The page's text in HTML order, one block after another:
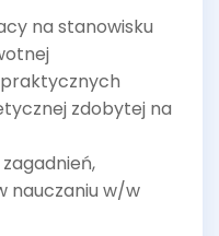
na stanowisku
zdobytej na
nauczaniu w/w